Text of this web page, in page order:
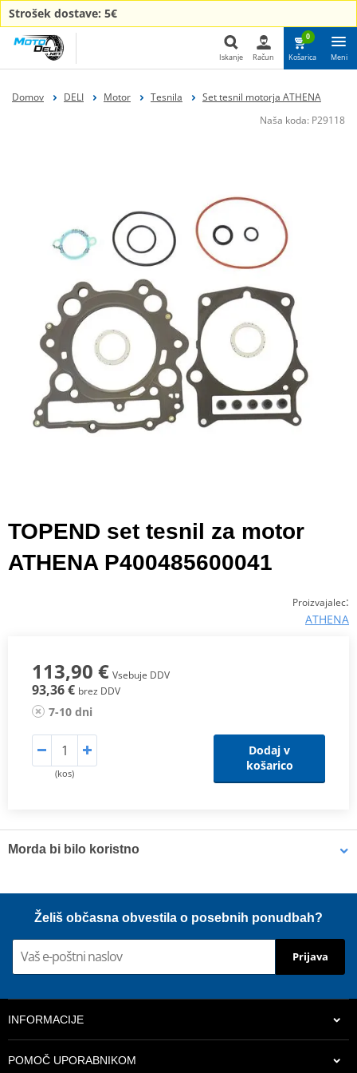
Strošek dostave: 5€
Iskanje
Iskanje Račun
0
Košarica Meni
Domov DELI Motor Tesnila
Set tesnil motorja ATHENA
Naša koda: P29118
TOPEND set tesnil za motor
ATHENA P400485600041
Proizvajalec:
ATHENA
113,90 € Vsebuje DDV
93,36 € brez DDV
7-10 dni
(kos)
Dodaj v
košarico
Morda bi bilo koristno
Želiš občasna obvestila o posebnih ponudbah?
Prijava
INFORMACIJE
POMOČ UPORABNIKOM